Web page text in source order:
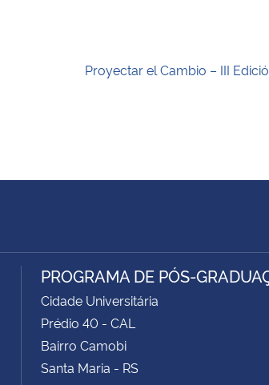
Proyectar el Cambio – III
PROGRAMA DE PÓS-
Cidade Universitária
Prédio 40 - CAL
Bairro Camobi
Santa Maria - RS